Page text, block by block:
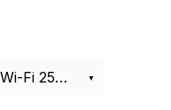
Apple iPad Pro 13" (M5 2025) Wi-Fi 256Gb Silver